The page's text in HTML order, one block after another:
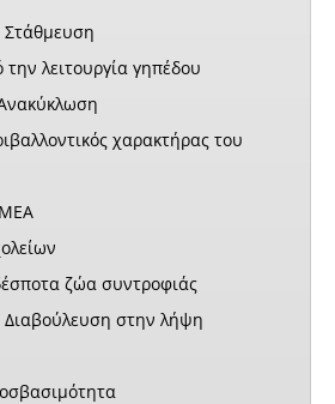
Στάθμευση
λειτουργία γηπέδου
χαρακτήρας του
ζώα συντροφιάς
Διαβούλευση στην λήψη